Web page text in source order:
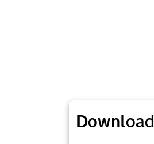
Download